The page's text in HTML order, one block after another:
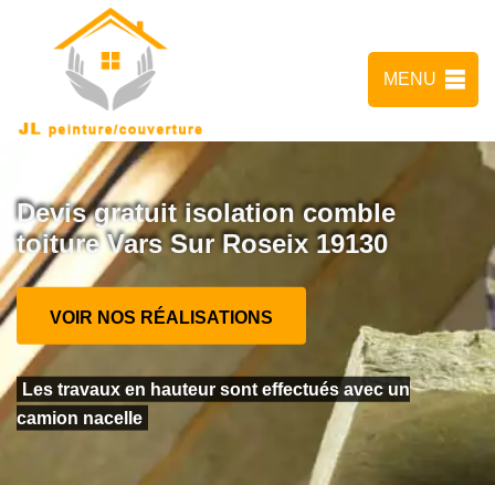
MENU
Devis gratuit isolation comble
toiture Vars Sur Roseix 19130
VOIR NOS RÉALISATIONS
Les travaux en hauteur sont effectués avec un
camion nacelle